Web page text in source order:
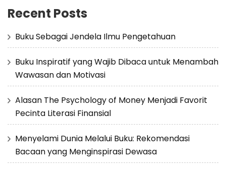
Recent Posts
Buku Sebagai Jendela Ilmu Pengetahuan
Buku Inspiratif yang Wajib Dibaca untuk Menambah
Wawasan dan Motivasi
Alasan The Psychology of Money Menjadi Favorit
Pecinta Literasi Finansial
Menyelami Dunia Melalui Buku: Rekomendasi
Bacaan yang Menginspirasi Dewasa